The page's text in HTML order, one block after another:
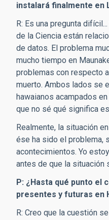
instalará finalmente en
R: Es una pregunta
de la Ciencia están
de datos. El problema
mucho tiempo en
problemas con respecto
muerto. Ambos lados se
hawaianos acampados
que no sé qué significa
Realmente, la situación
ése ha sido el problema,
acontecimientos. Yo
antes de que la situación
P: ¿Hasta qué punto el
presentes y futuras en
R: Creo que la cuestión